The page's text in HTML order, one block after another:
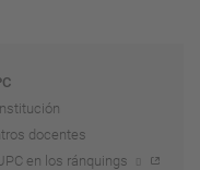
docentes
en los ránquings